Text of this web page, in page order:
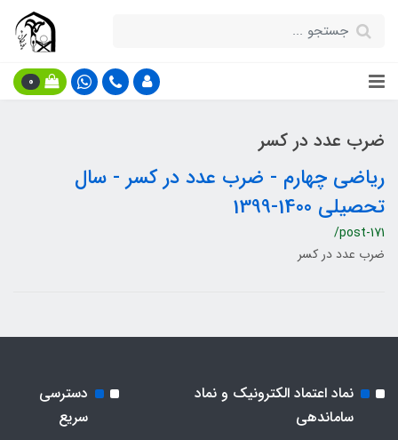
0
ضرب عدد در کسر
ریاضی چهارم - ضرب عدد در کسر - سال
تحصیلی 1400-1399
/post-171
ضرب عدد در کسر
نماد اعتماد الکترونیک و نماد
ساماندهی
دسترسی
سریع